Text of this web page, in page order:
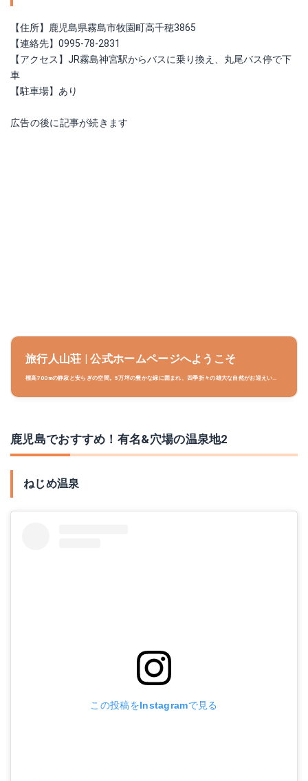
【住所】鹿児島県霧島市牧園町高千穂3865
【連絡先】0995-78-2831
【アクセス】JR霧島神宮駅からバスに乗り換え、丸尾バス停で下
車
【駐車場】あり
広告の後に記事が続きます
旅行人山荘 | 公式ホームページへようこそ
標高700mの静寂と安らぎの空間。5万坪の豊かな緑に囲まれ、四季折々の雄大な自然がお迎えいた
鹿児島でおすすめ！有名&穴場の温泉地2
ねじめ温泉
この投稿をInstagramで見る